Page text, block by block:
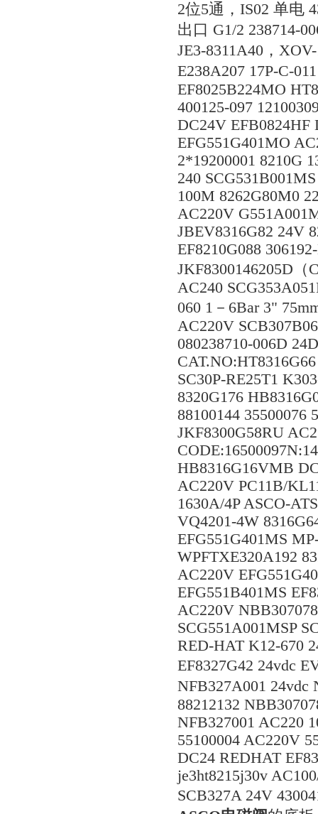
2位5通，IS02 单电
出口 G1/2 238714-
JE3-8311A40，
E238A207 17P-C-
EF8025B224MO
400125-097
DC24V EFB0824HF
EFG551G401MO
2*19200001 8210G
240
100M 8262G80M0
AC220V
JBEV8316G82 24V
EF8210G088
JKF8300146205D（
AC240
060 1－6Bar 3"
AC220V
080238710-006D
SC30P-RE25T1
8320G176
88100144 35500076
JKF8300G58RU
HB8316G16VMB
AC220V PC11B/
1630A/4P ASCO-
VQ4201-4W
EFG551G401MS
WPFTXE320A192
AC220V
EFG551B401MS
AC220V
SCG551A001MSP
RED-HAT K12-670
EF8327G42 24vdc
NFB327A001 24vdc
88212132
NFB327001 AC220
55100004 AC220V
DC24 REDHAT
je3ht8215j30v
SCB327A 24V